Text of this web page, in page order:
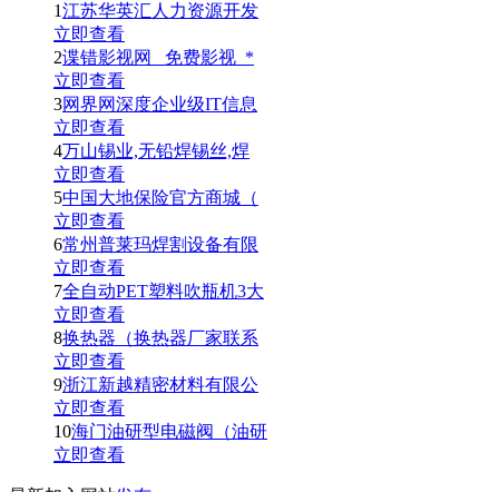
1江苏华英汇人力资源开发
立即查看
2谍错影视网_ 免费影视_*
立即查看
3网界网深度企业级IT信息
立即查看
4万山锡业,无铅焊锡丝,焊
立即查看
5中国大地保险官方商城（
立即查看
6常州普莱玛焊割设备有限
立即查看
7全自动PET塑料吹瓶机3大
立即查看
8换热器（换热器厂家联系
立即查看
9浙江新越精密材料有限公
立即查看
10海门油研型电磁阀（油研
立即查看